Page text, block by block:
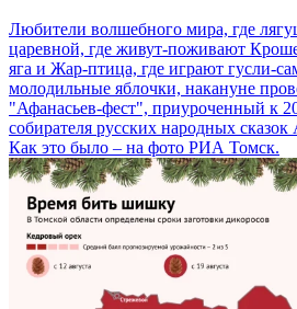
Любители волшебного мира, где
царевной, где живут-поживают
яга и Жар-птица, где играют гусли-
молодильные яблочки, накануне
"Афанасьев-фест", приуроченный к
собирателя русских народных
Как это было – на фото РИА Томск.